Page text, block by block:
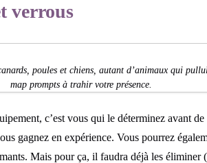
verrous
poules et chiens, autant d’animaux qui
map prompts à trahir votre présence.
c’est vous qui le déterminez avant
gagnez en expérience. Vous pourrez
Mais pour ça, il faudra déjà les